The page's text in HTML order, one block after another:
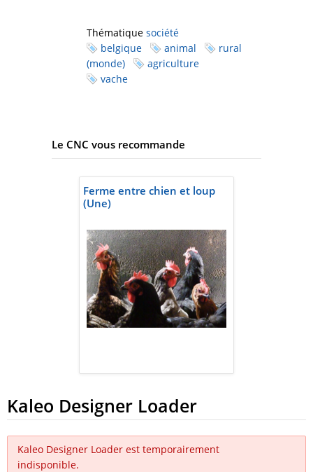
Thématique société
belgique
animal
rural
(monde)
agriculture
vache
Le CNC vous recommande
Ferme entre chien et loup
(Une)
Kaleo Designer Loader
Kaleo Designer Loader est temporairement
indisponible.